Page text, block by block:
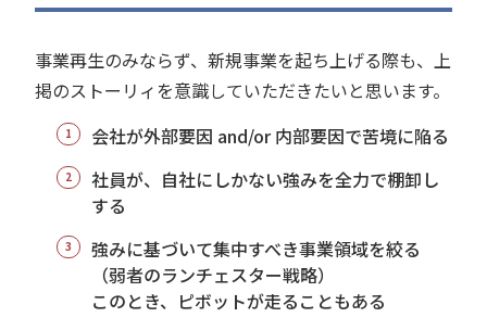
事業再生のみならず、新規事業を起ち上げる際も、上
掲のストーリィを意識していただきたいと思います。
会社が外部要因 and/or 内部要因で苦境に陥る
社員が、自社にしかない強みを全力で棚卸し
する
強みに基づいて集中すべき事業領域を絞る
（弱者のランチェスター戦略）
このとき、ピボットが走ることもある